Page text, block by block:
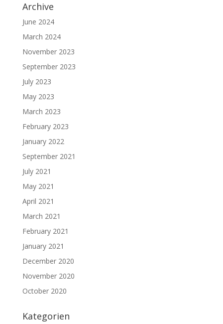
Archive
June 2024
March 2024
November 2023
September 2023
July 2023
May 2023
March 2023
February 2023
January 2022
September 2021
July 2021
May 2021
April 2021
March 2021
February 2021
January 2021
December 2020
November 2020
October 2020
Kategorien